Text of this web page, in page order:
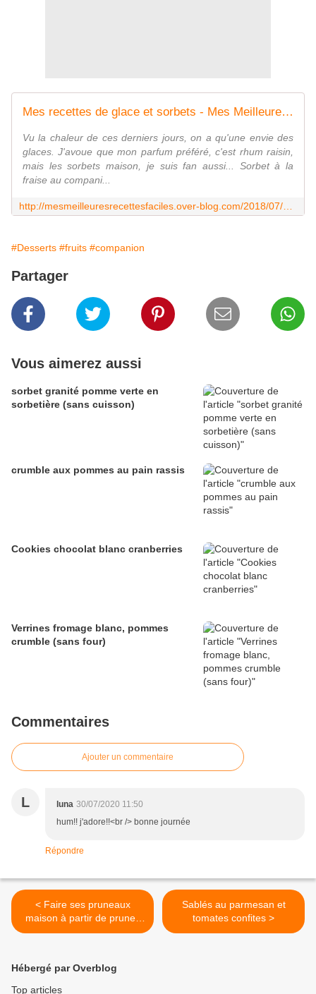
Mes recettes de glace et sorbets - Mes Meilleures Recettes Faciles
Vu la chaleur de ces derniers jours, on a qu'une envie des
glaces. J'avoue que mon parfum préféré, c'est rhum raisin,
mais les sorbets maison, je suis fan aussi... Sorbet à la
fraise au compani...
#Desserts #fruits #companion
Partager
Vous aimerez aussi
sorbet granité pomme verte en
sorbetière (sans cuisson)
crumble aux pommes au pain rassis
Cookies chocolat blanc cranberries
Verrines fromage blanc, pommes
crumble (sans four)
Commentaires
Ajouter un commentaire
L luna 30/07/2020 11:50
hum!! j'adore!!<br /> bonne journée
Répondre
< Faire ses pruneaux
maison à partir de prunes
(version économique)
Sablés au parmesan et
tomates confites >
Hébergé par Overblog
Top articles